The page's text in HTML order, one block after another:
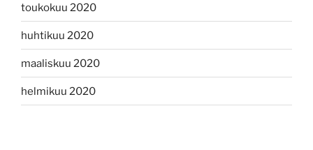
toukokuu 2020
huhtikuu 2020
maaliskuu 2020
helmikuu 2020